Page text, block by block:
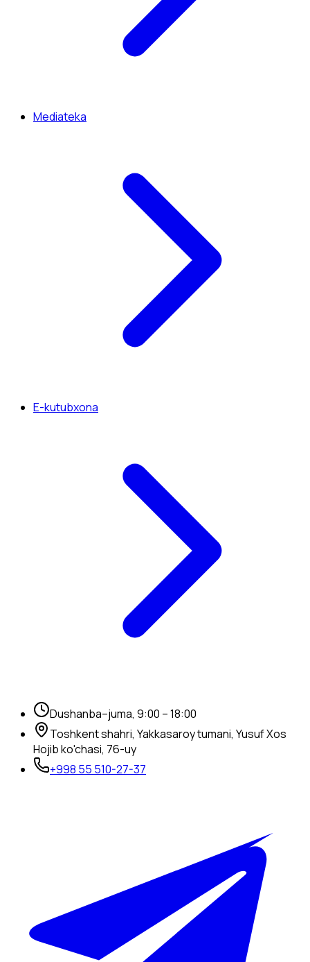
Mediateka
E-kutubxona
Dushanba–juma, 9:00 – 18:00
Toshkent shahri, Yakkasaroy tumani, Yusuf Xos
Hojib ko'chasi, 76-uy
+998 55 510-27-37